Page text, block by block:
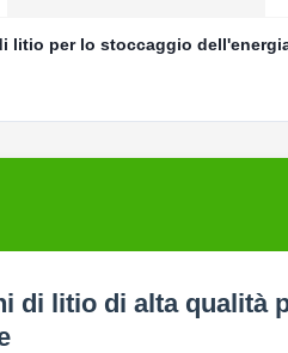
litio per lo stoccaggio
di litio di alta qualità